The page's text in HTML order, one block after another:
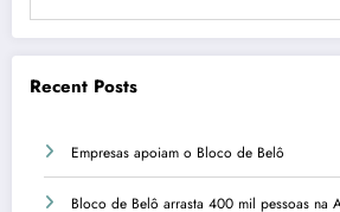
Recent Posts
Empresas apoiam o Bloco de Belô
Bloco de Belô arrasta 400 mil pessoas na